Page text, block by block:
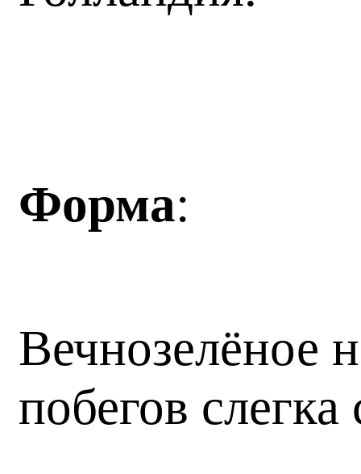
Форма:
Вечнозелёное
побегов